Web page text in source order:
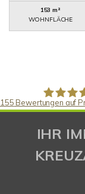
153 m²
WOHNFLÄCHE
Gaspar
155 Bewertungen auf
IHR